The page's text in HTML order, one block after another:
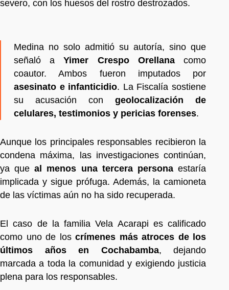
severo, con los huesos del rostro destrozados.
Medina no solo admitió su autoría, sino que
señaló aYimer Crespo Orellanacomo
coautor. Ambos fueron imputados por
asesinato e infanticidio. La Fiscalía sostiene
su acusación con geolocalización de
celulares, testimonios y pericias forenses.
Aunque los principales responsables recibieron la
condena máxima, las investigaciones continúan,
ya queal menos una tercera personaestaría
implicada y sigue prófuga. Además, la camioneta
de las víctimas aún no ha sido recuperada.
El caso de la familia Vela Acarapi es calificado
como uno de los crímenes más atroces de los
últimos años en Cochabamba, dejando
marcada a toda la comunidad y exigiendo justicia
plena para los responsables.